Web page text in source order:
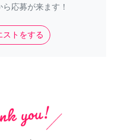
応募が来ます！
ストをする